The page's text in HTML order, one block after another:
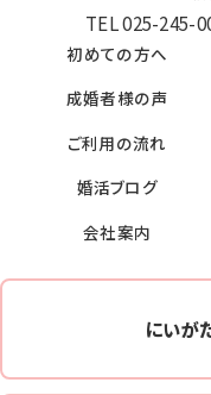
TEL 025-245-
初めての方へ
成婚者様の声
ご利用の流れ
婚活ブログ
会社案内
にいが